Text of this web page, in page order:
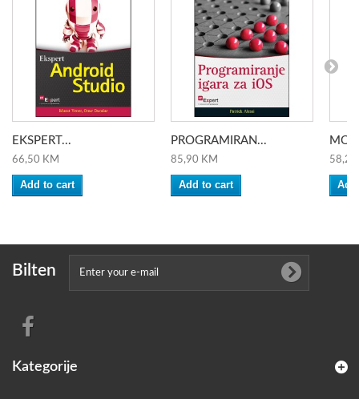
EKSPERT...
66,50 KM
Add to cart
PROGRAMIRAN...
85,90 KM
Add to cart
Bilten
Kategorije